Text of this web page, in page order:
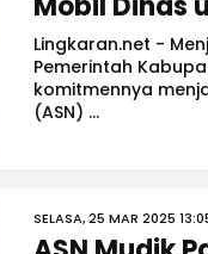
Lingkaran.net -
Pemerintah
komitmennya
(ASN) ...
SELASA, 25 MAR 2025